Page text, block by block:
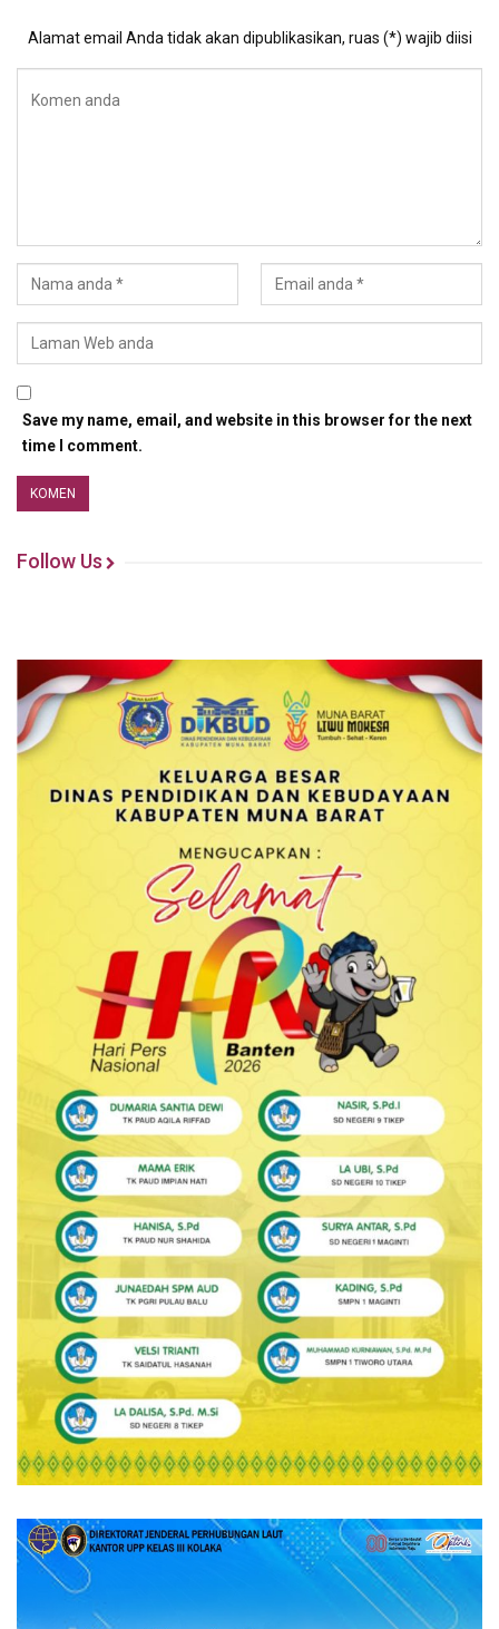
Alamat email Anda tidak akan dipublikasikan, ruas (*) wajib diisi
Save my name, email, and website in this browser for the next
time I comment.
Follow Us